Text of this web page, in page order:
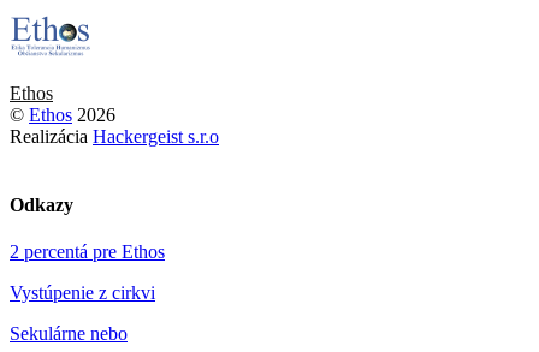
Ethos
© Ethos 2026
Realizácia Hackergeist s.r.o
Odkazy
2 percentá pre Ethos
Vystúpenie z cirkvi
Sekulárne nebo